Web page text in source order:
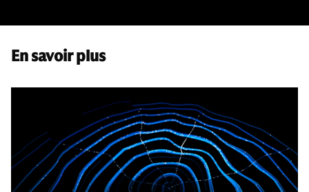
En savoir plus